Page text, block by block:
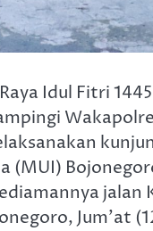
Idul Fitri
(MUI)
jalan
Jum’at